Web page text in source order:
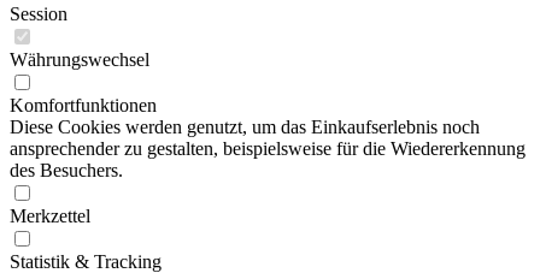
Session
Währungswechsel
Komfortfunktionen
Diese Cookies werden genutzt, um das Einkaufserlebnis noch
ansprechender zu gestalten, beispielsweise für die Wiedererkennung
des Besuchers.
Merkzettel
Statistik & Tracking